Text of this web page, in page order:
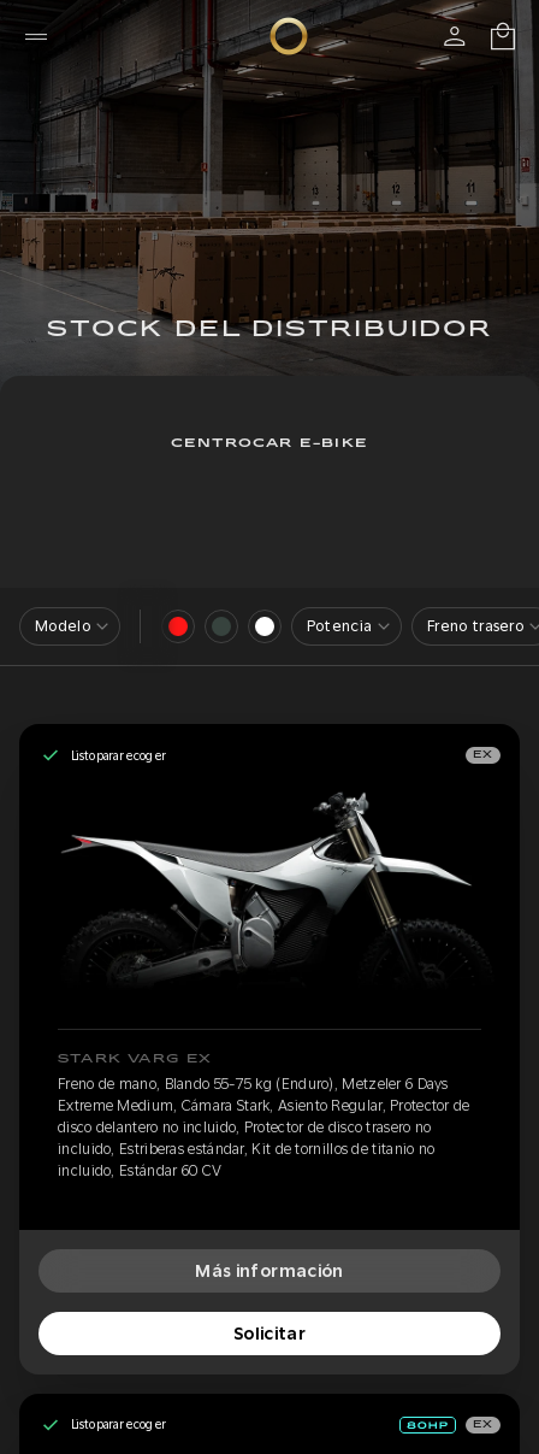
STOCK DEL DISTRIBUIDOR
CENTROCAR E-BIKE
Modelo Potencia Freno trasero
Listo para recoger EX
STARK VARG EX
Freno de mano, Blando 55-75 kg (Enduro), Metzeler 6 Days
Extreme Medium, Cámara Stark, Asiento Regular, Protector de
disco delantero no incluido, Protector de disco trasero no
incluido, Estriberas estándar, Kit de tornillos de titanio no
incluido, Estándar 60 CV
Más información
Solicitar
Listo para recoger EX